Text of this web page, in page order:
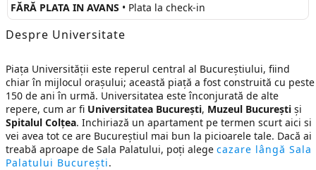
FĂRĂ PLATA IN AVANS • Plata la check-in
Despre Universitate
Piața Universității este reperul central al Bucureștiului, fiind
chiar în mijlocul orașului; această piață a fost construită cu peste
150 de ani în urmă. Universitatea este înconjurată de alte
repere, cum ar fi Universitatea București, Muzeul București și
Spitalul Colțea. Inchiriază un apartament pe termen scurt aici si
vei avea tot ce are Bucureștiul mai bun la picioarele tale. Dacă ai
treabă aproape de Sala Palatului, poți alege cazare lângă Sala
Palatului București.